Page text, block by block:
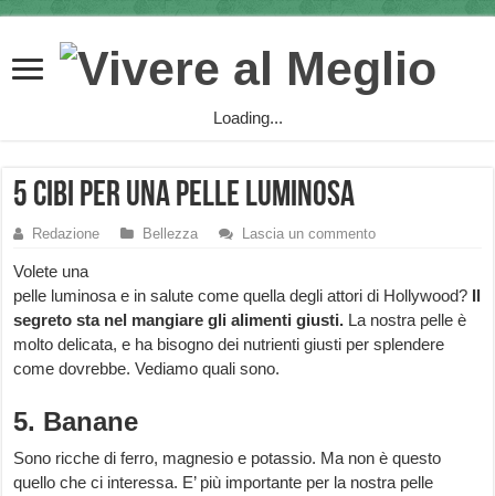
Loading...
5 cibi per una pelle luminosa
Redazione Bellezza Lascia un commento
Volete una
pelle luminosa e in salute come quella degli attori di Hollywood? Il
segreto sta nel mangiare gli alimenti giusti. La nostra pelle è
molto delicata, e ha bisogno dei nutrienti giusti per splendere
come dovrebbe. Vediamo quali sono.
5. Banane
Sono ricche di ferro, magnesio e potassio. Ma non è questo
quello che ci interessa. E’ più importante per la nostra pelle